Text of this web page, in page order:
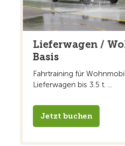
Lieferwagen /
Basis
Fahrtraining für
Lieferwagen bis 3.5 t. ...
Jetzt buchen